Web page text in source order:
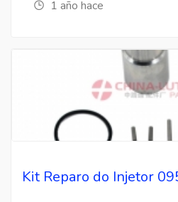
1 año hace
Kit Reparo do Injetor